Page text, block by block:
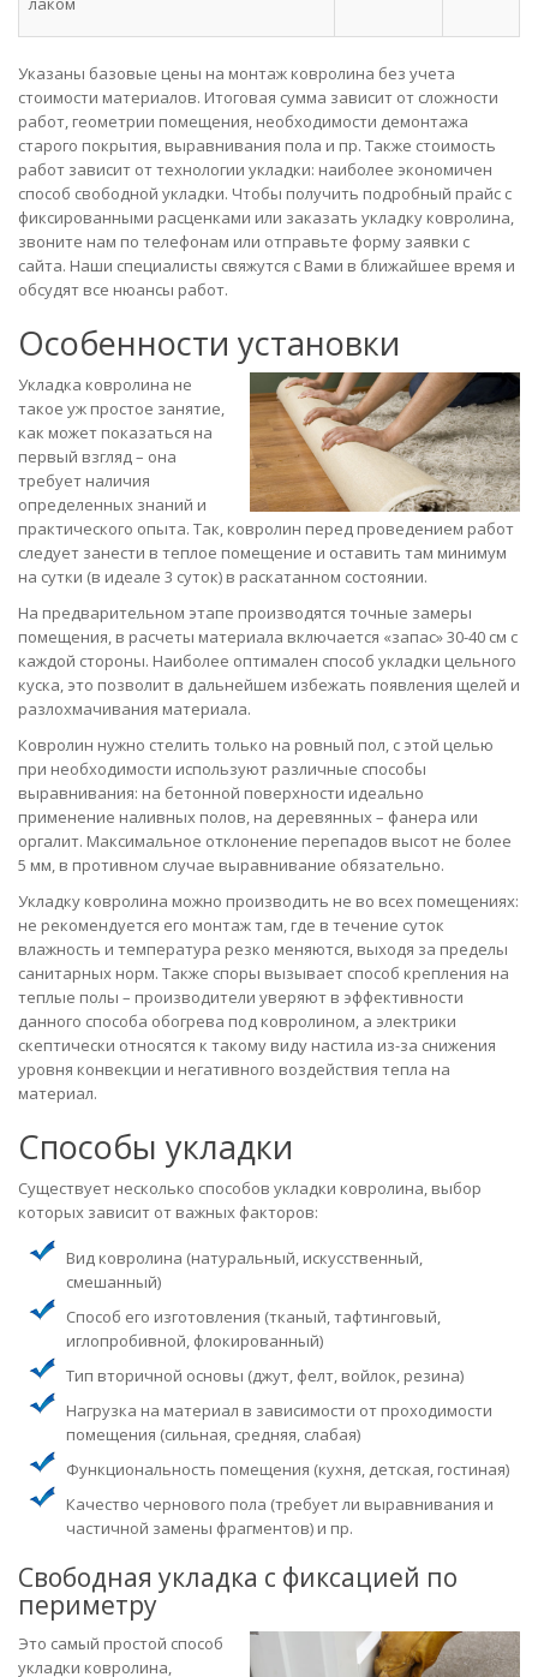
Указаны базовые цены на монтаж ковролина без учета
стоимости материалов. Итоговая сумма зависит от сложности
работ, геометрии помещения, необходимости демонтажа
старого покрытия, выравнивания пола и пр. Также стоимость
работ зависит от технологии укладки: наиболее экономичен
способ свободной укладки. Чтобы получить подробный прайс с
фиксированными расценками или заказать укладку ковролина,
звоните нам по телефонам или отправьте форму заявки с
сайта. Наши специалисты свяжутся с Вами в ближайшее время и
обсудят все нюансы работ.
Особенности установки
Укладка ковролина не
такое уж простое занятие,
как может показаться на
первый взгляд – она
требует наличия
определенных знаний и
практического опыта. Так, ковролин перед проведением работ
следует занести в теплое помещение и оставить там минимум
на сутки (в идеале 3 суток) в раскатанном состоянии.
На предварительном этапе производятся точные замеры
помещения, в расчеты материала включается «запас» 30-40 см с
каждой стороны. Наиболее оптимален способ укладки цельного
куска, это позволит в дальнейшем избежать появления щелей и
разлохмачивания материала.
Ковролин нужно стелить только на ровный пол, с этой целью
при необходимости используют различные способы
выравнивания: на бетонной поверхности идеально
применение наливных полов, на деревянных – фанера или
оргалит. Максимальное отклонение перепадов высот не более
5 мм, в противном случае выравнивание обязательно.
Укладку ковролина можно производить не во всех помещениях:
не рекомендуется его монтаж там, где в течение суток
влажность и температура резко меняются, выходя за пределы
санитарных норм. Также споры вызывает способ крепления на
теплые полы – производители уверяют в эффективности
данного способа обогрева под ковролином, а электрики
скептически относятся к такому виду настила из-за снижения
уровня конвекции и негативного воздействия тепла на
материал.
Способы укладки
Существует несколько способов укладки ковролина, выбор
которых зависит от важных факторов:
Вид ковролина (натуральный, искусственный,
смешанный)
Способ его изготовления (тканый, тафтинговый,
иглопробивной, флокированный)
Тип вторичной основы (джут, фелт, войлок, резина)
Нагрузка на материал в зависимости от проходимости
помещения (сильная, средняя, слабая)
Функциональность помещения (кухня, детская, гостиная)
Качество чернового пола (требует ли выравнивания и
частичной замены фрагментов) и пр.
Свободная укладка с фиксацией по
периметру
Это самый простой способ
укладки ковролина,